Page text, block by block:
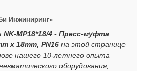
Инжиниринг»
NK-MP18*18/4 - Пресс-муфта
x 18mm, PN16 на этой странице
нашего 10-летнего опыта
оборудования,